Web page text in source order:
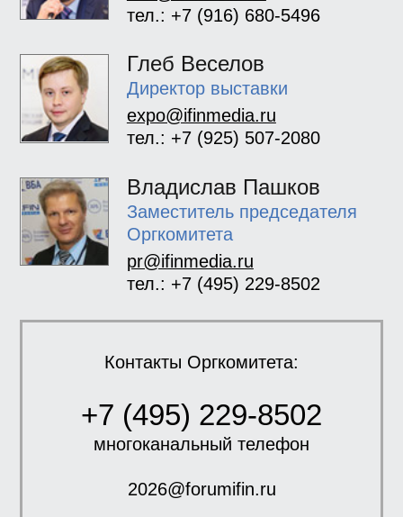
тел.: +7 (916) 680-5496
Глеб Веселов
Директор выставки
expo@ifinmedia.ru
тел.: +7 (925) 507-2080
Владислав Пашков
Заместитель председателя
Оргкомитета
pr@ifinmedia.ru
тел.: +7 (495) 229-8502
Контакты Оргкомитета:
+7 (495) 229-8502
многоканальный телефон
2026@forumifin.ru